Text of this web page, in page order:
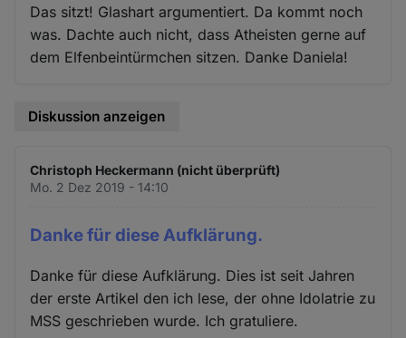
Das sitzt! Glashart argumentiert. Da kommt noch
was. Dachte auch nicht, dass Atheisten gerne auf
dem Elfenbeintürmchen sitzen. Danke Daniela!
Diskussion anzeigen
Christoph Heckermann (nicht überprüft)
Mo. 2 Dez 2019 - 14:10
Danke für diese Aufklärung.
Danke für diese Aufklärung. Dies ist seit Jahren
der erste Artikel den ich lese, der ohne Idolatrie zu
MSS geschrieben wurde. Ich gratuliere.